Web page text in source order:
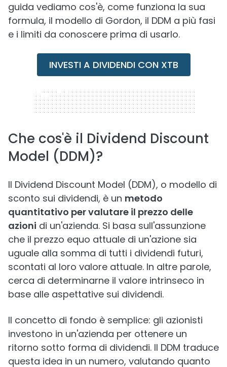
guida vediamo cos'è, come funziona la sua
formula, il modello di Gordon, il DDM a più fasi
e i limiti da conoscere prima di usarlo.
INVESTI A DIVIDENDI CON XTB
320 x 50
Che cos'è il Dividend Discount
Model (DDM)?
Il Dividend Discount Model (DDM), o modello di
sconto sui dividendi, è un metodo
quantitativo per valutare il prezzo delle
azioni di un'azienda. Si basa sull'assunzione
che il prezzo equo attuale di un'azione sia
uguale alla somma di tutti i dividendi futuri,
scontati al loro valore attuale. In altre parole,
cerca di determinarne il valore intrinseco in
base alle aspettative sui dividendi.
Il concetto di fondo è semplice: gli azionisti
investono in un'azienda per ottenere un
ritorno sotto forma di dividendi. Il DDM traduce
questa idea in un numero, valutando quanto